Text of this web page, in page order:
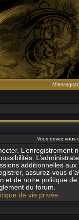
Vous devez vous
L’enregistrement
additionnelles aux
assurez-vous
et de notre politique de
du forum.
de vie privée